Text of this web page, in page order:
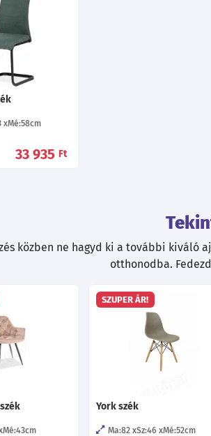
Mé:58cm
33 935 Ft
közben ne hagyd ki a további
otthonodba.
Mé:43cm
SZUPER ÁR!
York szék
Ma:82 Sz:46 Mé:52cm